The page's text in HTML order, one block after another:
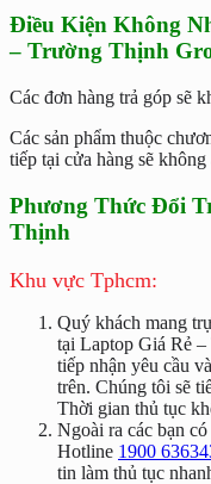
Điều Kiện Không
– Trường Thịnh
Các đơn hàng trả góp sẽ
Các sản phẩm thuộc
tiếp tại cửa hàng sẽ
Phương Thức Đổi
Thịnh
Khu vực Tphcm:
Quý khách mang
tại Laptop Giá Rẻ
tiếp nhận yêu cầu
trên. Chúng tôi sẽ
Thời gian thủ tục
Ngoài ra các bạn
Hotline 1900
tin làm thủ tục